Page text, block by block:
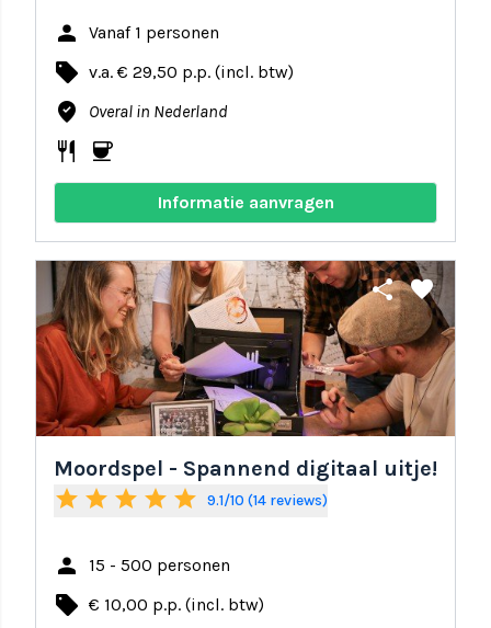
person Vanaf 1 personen
local_offer v.a. € 29,50 p.p. (incl. btw)
where_to_vote Overal in Nederland
restaurant coffee
Informatie aanvragen
share favorite
Moordspel - Spannend digitaal uitje!
star star star star star 9.1/10 (14 reviews)
person 15 - 500 personen
local_offer € 10,00 p.p. (incl. btw)